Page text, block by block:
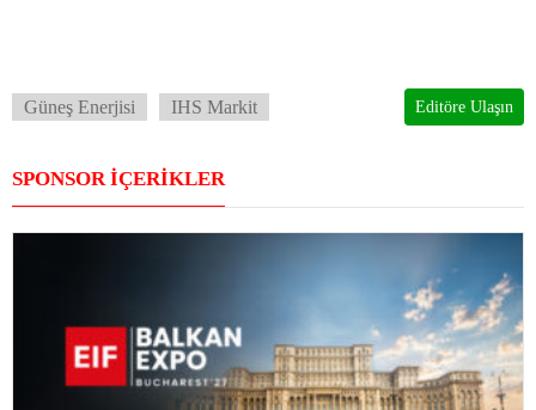
Güneş Enerjisi IHS Markit Editöre Ulaşın
SPONSOR İÇERİKLER